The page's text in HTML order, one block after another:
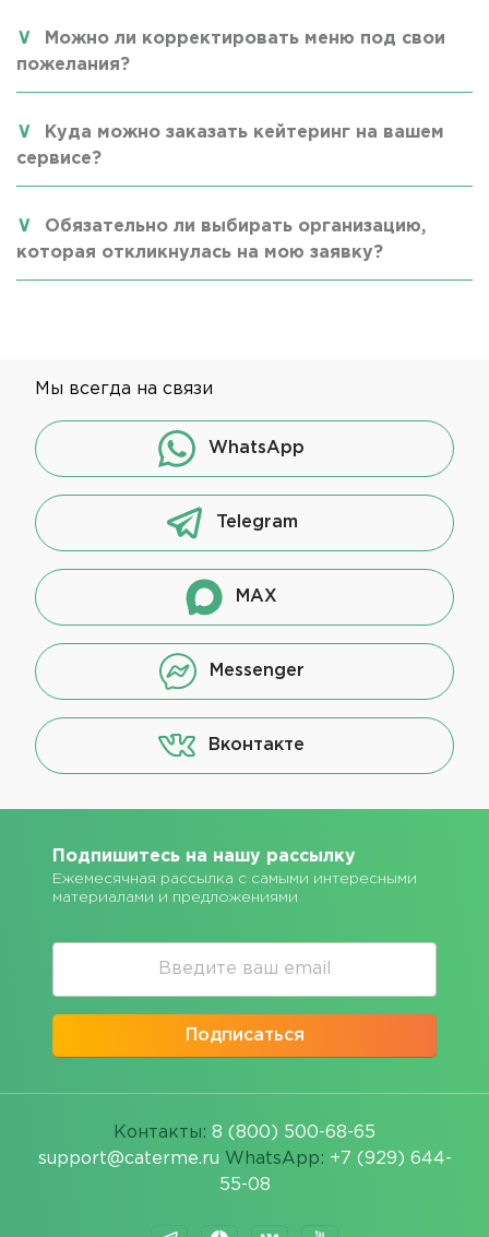
Можно ли корректировать меню под свои
пожелания?
Куда можно заказать кейтеринг на вашем
сервисе?
Обязательно ли выбирать организацию,
которая откликнулась на мою заявку?
Мы всегда на связи
WhatsApp
Telegram
MAX
Messenger
Вконтакте
Подпишитесь на нашу рассылку
Ежемесячная рассылка с самыми интересными
материалами и предложениями
Подписаться
Контакты: 8 (800) 500-68-65
support@caterme.ru WhatsApp: +7 (929) 644-
55-08